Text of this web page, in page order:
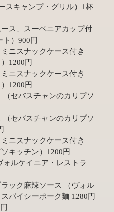
スキャンプ・グリル）1杯
ス、スーベニアカップ付
ト）900円
ニスナックケース付き
1200円
ニスナックケース付き
1200円
セバスチャンのカリプソ
セバスチャンのカリプソ
ニスナックケース付き
キッチン）1200円
ルケイニア・レストラ
ック麻辣ソース （ヴォル
パイシーポーク麺 1280円